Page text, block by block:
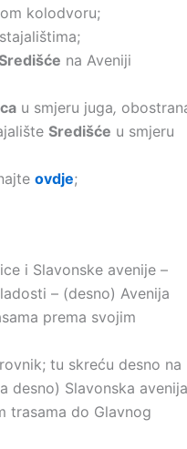
kolodvoru;
na Aveniji
u smjeru juga,
Središće u smjeru
ovdje;
i Slavonske avenije –
– (desno) Avenija
prema svojim
tu skreću desno na
desno) Slavonska
trasama do Glavnog